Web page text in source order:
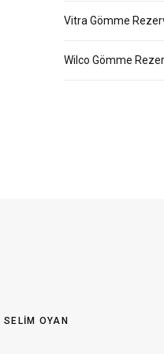
Vitra Gömme
Wilco Gömme
SELIM OYAN